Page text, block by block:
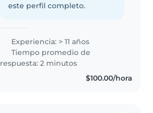
este perfil completo.
Experiencia: > 11 años
Tiempo promedio de
respuesta: 2 minutos
$100.00/hora